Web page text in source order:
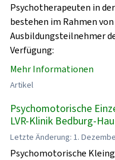
Psychotherapeuten in
bestehen im Rahmen
Ausbildungsteilnehmer
Verfügung:
Mehr Informationen
Artikel
Psychomotorische
LVR-Klinik Bedburg-Hau
Letzte Änderung: 1.
Psychomotorische